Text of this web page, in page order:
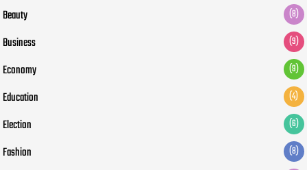
Beauty (8)
Business (9)
Economy (9)
Education (4)
Election (6)
Fashion (8)